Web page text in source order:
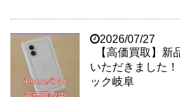
2026/07/27
【高価買取】新
いただきました
ック岐阜